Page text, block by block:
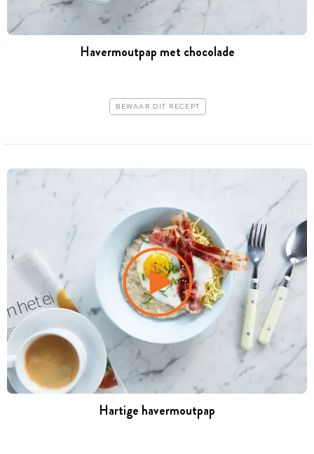
Havermoutpap met chocolade
BEWAAR DIT RECEPT
Hartige havermoutpap